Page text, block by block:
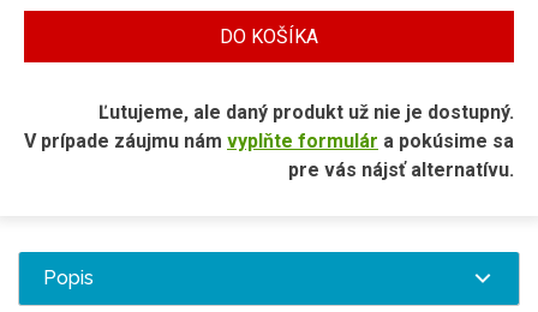
DO KOŠÍKA
Ľutujeme, ale daný produkt už nie je dostupný.
V prípade záujmu nám vyplňte formulár a pokúsime sa
pre vás nájsť alternatívu.
Popis